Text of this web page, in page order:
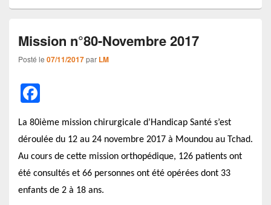
Mission n°80-Novembre 2017
Posté le 07/11/2017par LM
a
c
e
b
o
La 80ième mission chirurgicale d’Handicap Santé s’est
déroulée du 12 au 24 novembre 2017 à Moundou au Tchad.
Au cours de cette mission orthopédique, 126 patients ont
été consultés et 66 personnes ont été opérées dont 33
enfants de 2 à 18 ans.